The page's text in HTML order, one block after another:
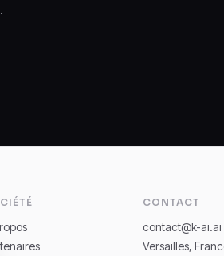
CONTACT
contact@k-ai.ai
Versailles,